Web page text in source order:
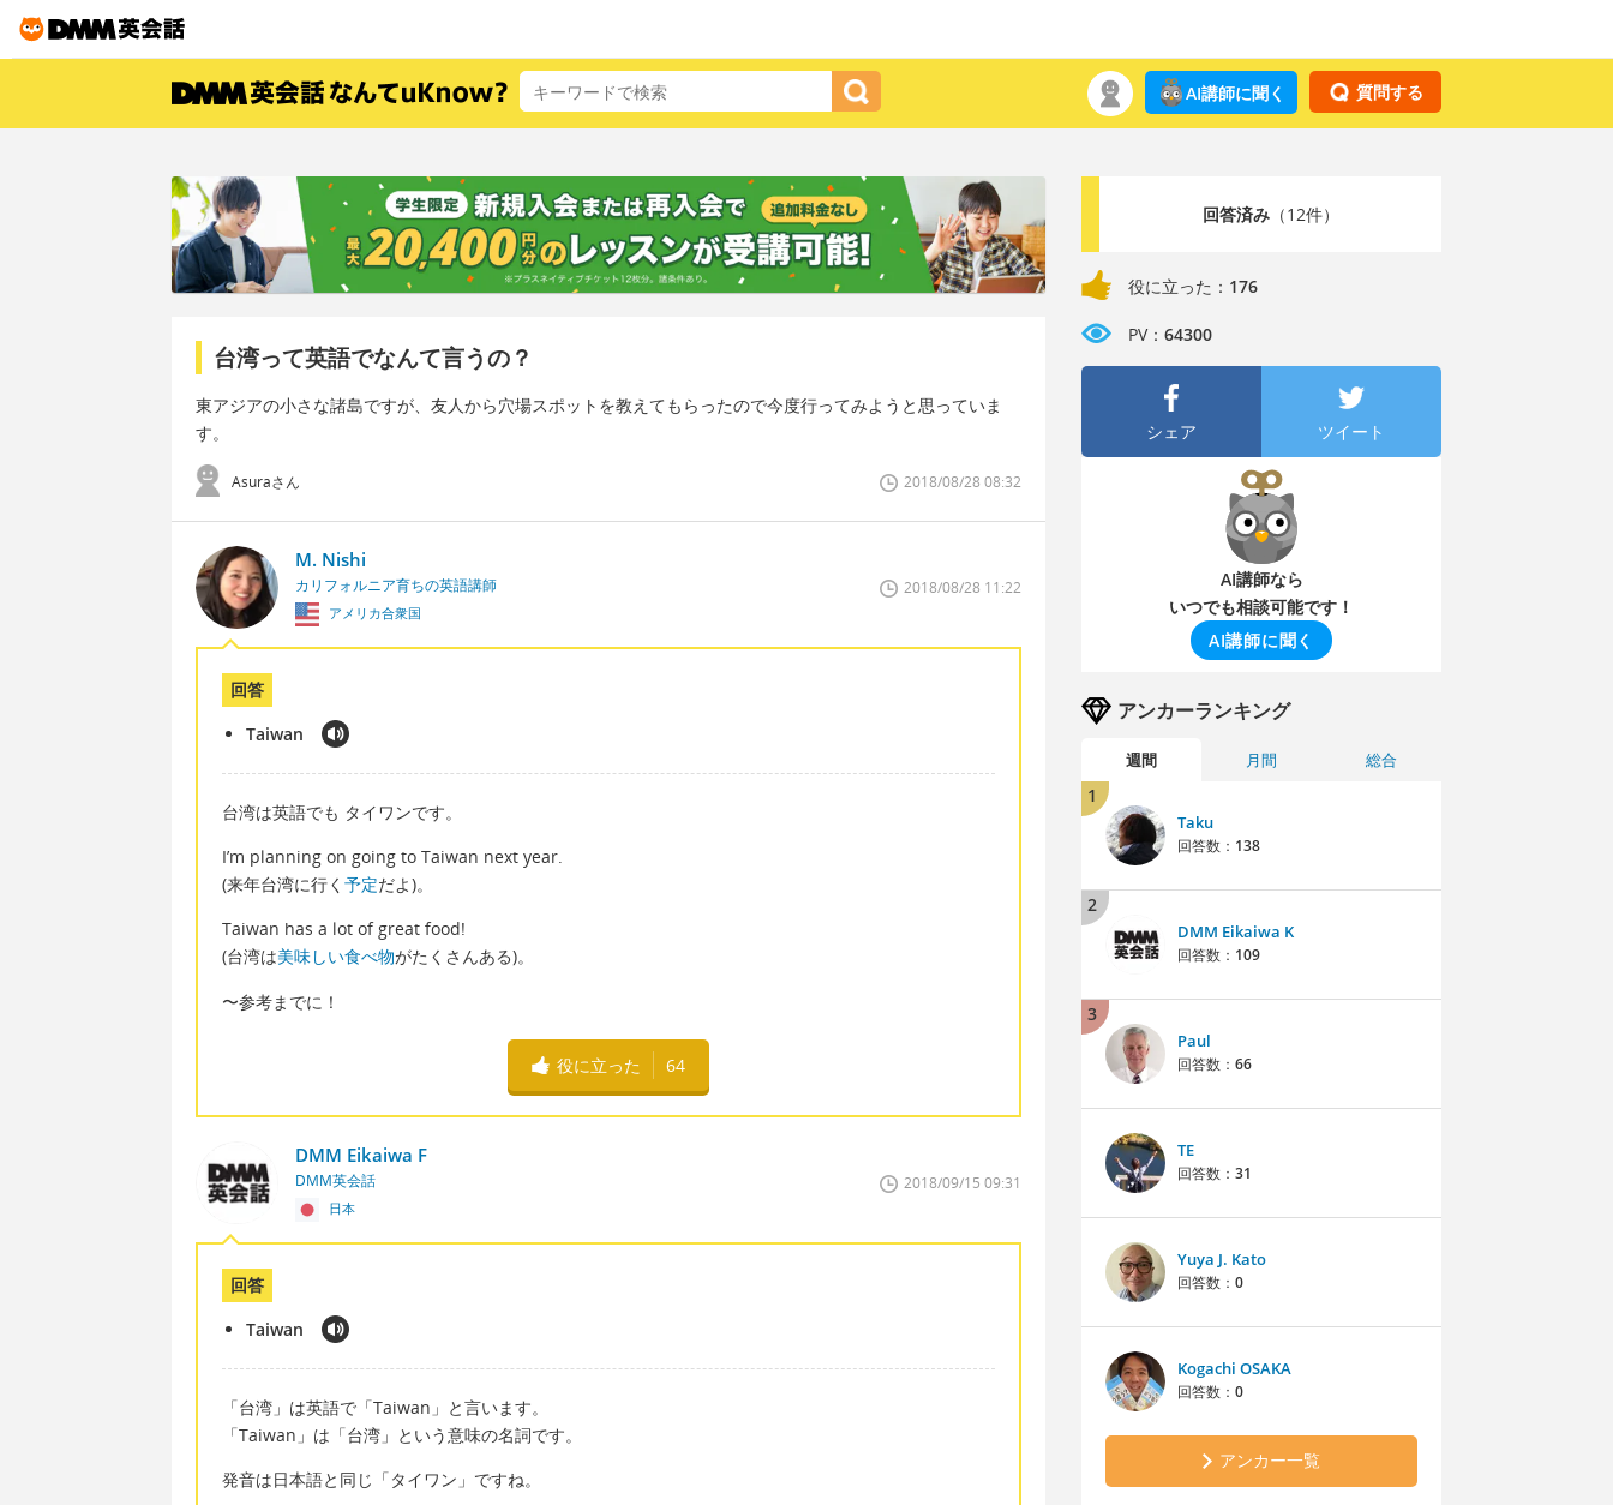
質問する
AI講師に聞く
台湾って英語でなんて言うの？
東アジアの小さな諸島ですが、友人から穴場スポットを教えてもらったので今度行ってみようと思っていま
す。
Asuraさん 2018/08/28 08:32
M. Nishi
カリフォルニア育ちの英語講師
アメリカ合衆国
2018/08/28 11:22
回答
Taiwan
台湾は英語でも タイワンです。
I’m planning on going to Taiwan next year.
(来年台湾に行く 予定だよ)。
Taiwan has a lot of great food!
(台湾は美味しい食べ物がたくさんある)。
〜参考までに！
役に立った 64
DMM Eikaiwa F
DMM英会話
日本
2018/09/15 09:31
回答
Taiwan
「台湾」は英語で「Taiwan」と言います。
「Taiwan」は「台湾」という意味の名詞です。
発音は日本語と同じ「タイワン」ですね。
回答済み（12件）
役に立った： 176
PV： 64300
シェア ツイート
AI講師なら
いつでも相談可能です！
AI講師に聞く
アンカーランキング
週間 月間 総合
1
Taku
回答数： 138
2
DMM Eikaiwa K
回答数： 109
3
Paul
回答数： 66
TE
回答数： 31
Yuya J. Kato
回答数： 0
Kogachi OSAKA
回答数： 0
アンカー一覧